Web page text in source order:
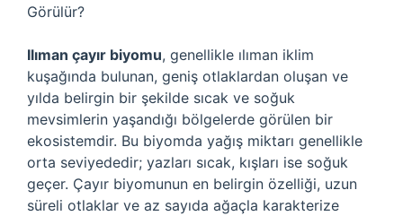
Görülür?
Ilıman çayır biyomu, genellikle ılıman iklim
kuşağında bulunan, geniş otlaklardan oluşan ve
yılda belirgin bir şekilde sıcak ve soğuk
mevsimlerin yaşandığı bölgelerde görülen bir
ekosistemdir. Bu biyomda yağış miktarı genellikle
orta seviyededir; yazları sıcak, kışları ise soğuk
geçer. Çayır biyomunun en belirgin özelliği, uzun
süreli otlaklar ve az sayıda ağaçla karakterize